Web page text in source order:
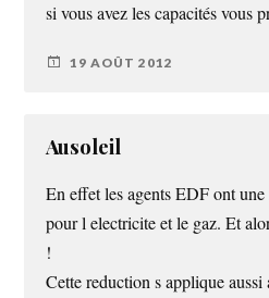
si vous avez les capacités vous
19 AOÛT 2012
Ausoleil
En effet les agents EDF ont
pour l electricite et le gaz. Et
!
Cette reduction s applique aussi